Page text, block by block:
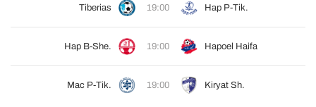
Tiberias 19:00 Hap P-Tik.
Hap B-She. 19:00 Hapoel Haifa
Mac P-Tik. 19:00 Kiryat Sh.